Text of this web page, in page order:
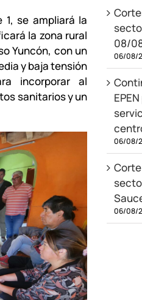
se ampliará la
la zona rural
Yuncón, con un
y baja tensión
incorporar al
sanitarios y un
08/
06/08/
06/08/
06/08/